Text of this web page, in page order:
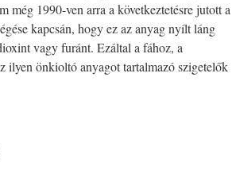
még 1990-ven arra a következtetésre jutott a
kapcsán, hogy ez az anyag nyílt láng
vagy furánt. Ezáltal a fához, a
ilyen önkioltó anyagot tartalmazó szigetelők